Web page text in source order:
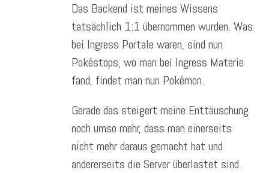
Das Backend ist meines Wissens
tatsächlich 1:1 übernommen wurden. Was
bei Ingress Portale waren, sind nun
Pokéstops, wo man bei Ingress Materie
fand, findet man nun Pokémon.
Gerade das steigert meine Enttäuschung
noch umso mehr, dass man einerseits
nicht mehr daraus gemacht hat und
andererseits die Server überlastet sind.